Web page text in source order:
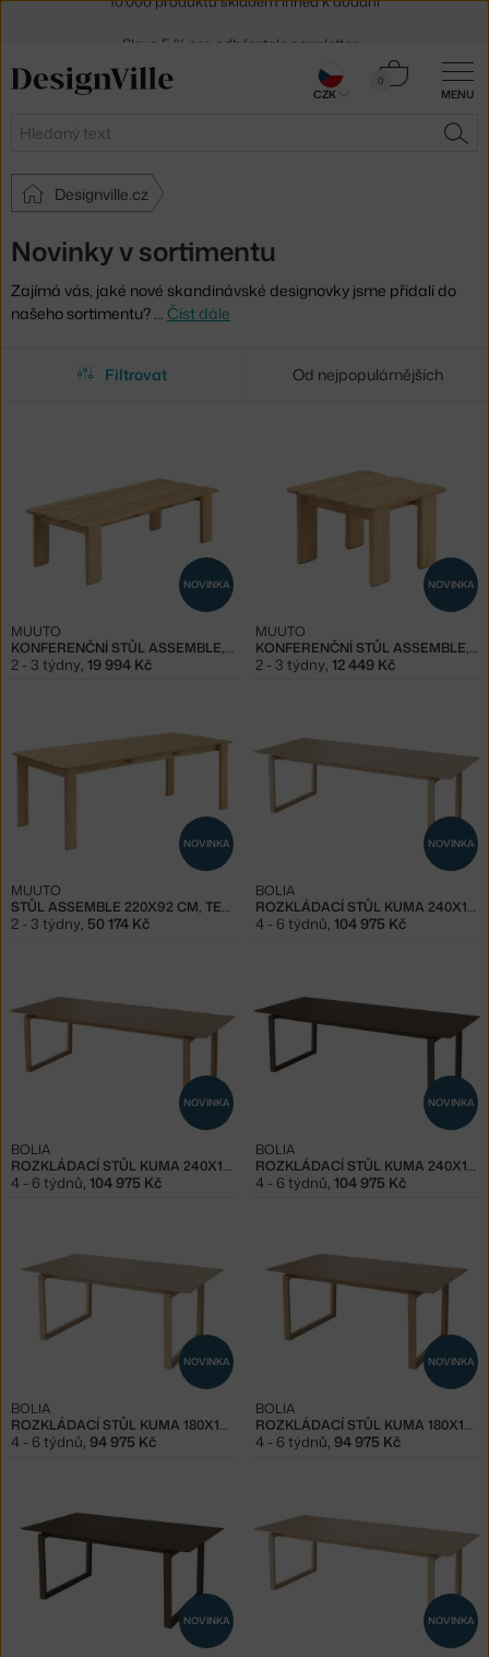
MENU
Hledat
0
Košík
Designville.cz
Novinky v sortimentu
Zajímá vás, jaké nové skandinávské designovky jsme přidali do
našeho sortimentu? … Číst dále
Filtrovat Od nejpopulárnějších
NOVINKA
KONFERENČNÍ STŮL ASSEMBLE, 135X55 CM TEAK
MUUTO
2 - 3 týdny, 19 994 Kč
NOVINKA
KONFERENČNÍ STŮL ASSEMBLE, 55X55 CM TEAK
MUUTO
2 - 3 týdny, 12 449 Kč
NOVINKA
STŮL ASSEMBLE 220X92 CM, TEAK
MUUTO
2 - 3 týdny, 50 174 Kč
NOVINKA
ROZKLÁDACÍ STŮL KUMA 240X100 CM, WHITE OAK
BOLIA
4 - 6 týdnů, 104 975 Kč
NOVINKA
ROZKLÁDACÍ STŮL KUMA 240X100 CM, OILED OAK
BOLIA
4 - 6 týdnů, 104 975 Kč
NOVINKA
ROZKLÁDACÍ STŮL KUMA 240X100 CM, DARK OAK
BOLIA
4 - 6 týdnů, 104 975 Kč
NOVINKA
ROZKLÁDACÍ STŮL KUMA 180X100 CM, WHITE OAK
BOLIA
4 - 6 týdnů, 94 975 Kč
NOVINKA
ROZKLÁDACÍ STŮL KUMA 180X100 CM, OILED OAK
BOLIA
4 - 6 týdnů, 94 975 Kč
NOVINKA NOVINKA
30 dní na vrácení zboží
CZK